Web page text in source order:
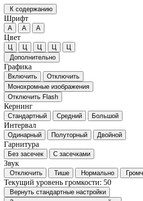
К содержанию
Шрифт
А А А
Цвет
Ц Ц Ц Ц
Ц
Дополнительно
Графика
Включить
Отключить
Монохромные изображения
Отключить Flash
Кернинг
Стандартный Средний Большой
Интервал
Одинарный Полуторный Двойной
Гарнитура
Без засечек С засечками
Звук
Отключить Тише Нормально
Текущий уровень громкости: 50
Вернуть стандартные настройки